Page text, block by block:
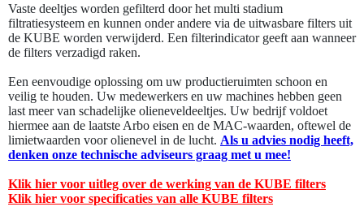
Vaste deeltjes worden gefilterd door het multi stadium
filtratiesysteem en kunnen onder andere via de uitwasbare filters uit
de KUBE worden verwijderd. Een filterindicator geeft aan wanneer
de filters verzadigd raken.
Een eenvoudige oplossing om uw productieruimten schoon en
veilig te houden. Uw medewerkers en uw machines hebben geen
last meer van schadelijke olieneveldeeltjes. Uw bedrijf voldoet
hiermee aan de laatste Arbo eisen en de MAC-waarden, oftewel de
limietwaarden voor olienevel in de lucht. Als u advies nodig heeft,
denken onze technische adviseurs graag met u mee!
Klik hier voor uitleg over de werking van de KUBE filters
Klik hier voor specificaties van alle KUBE filters